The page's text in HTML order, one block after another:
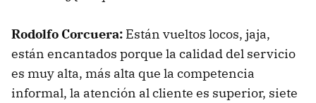
Rodolfo Corcuera: Están vueltos locos, jaja,
están encantados porque la calidad del servicio
es muy alta, más alta que la competencia
informal, la atención al cliente es superior, siete